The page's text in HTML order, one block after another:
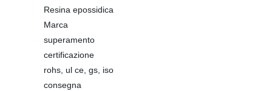
Resina epossidica
Marca
superamento
certificazione
rohs, ul ce, gs, iso
consegna